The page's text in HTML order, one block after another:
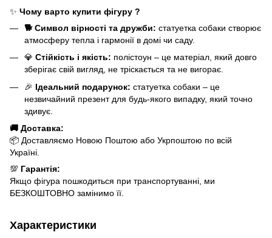
✨ Чому варто купити фігуру ?
🐕 Символ вірності та дружби: статуетка собаки створює
атмосферу тепла і гармонії в домі чи саду.
💎 Стійкість і якість: полістоун – це матеріал, який довго
зберігає свій вигляд, не тріскається та не вигорає.
🎉 Ідеальний подарунок: статуетка собаки – це
незвичайний презент для будь-якого випадку, який точно
здивує.
🚚 Доставка:
📦 Доставляємо Новою Поштою або Укрпоштою по всій
Україні.
💯 Гарантія:
Якщо фігура пошкодиться при транспортуванні, ми
БЕЗКОШТОВНО замінимо її.
Характеристики